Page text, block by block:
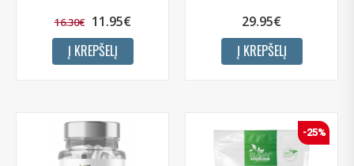
16.30€ 11.95€
Į KREPŠELĮ
29.95€
Į KREPŠELĮ
-25%